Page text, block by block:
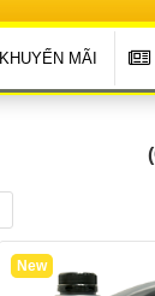
KHUYẾN MÃI
New